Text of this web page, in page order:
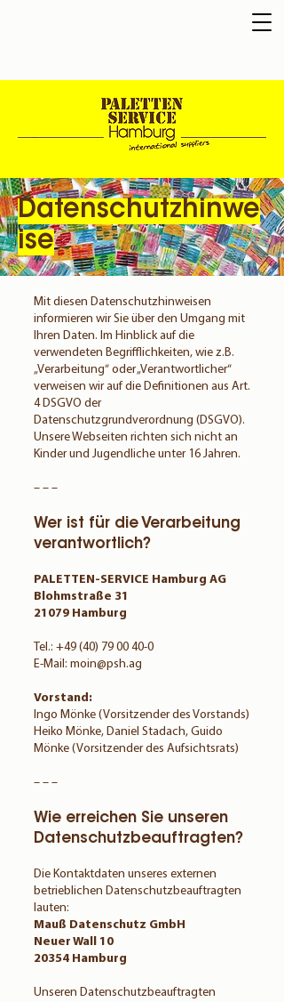
Datenschutzhinwe
ise
Mit diesen Datenschutzhinweisen
informieren wir Sie über den Umgang mit
Ihren Daten. Im Hinblick auf die
verwendeten Begrifflichkeiten, wie z.B.
„Verarbeitung“ oder „Verantwortlicher“
verweisen wir auf die Definitionen aus Art.
4 DSGVO der
Datenschutzgrundverordnung (DSGVO).
Unsere Webseiten richten sich nicht an
Kinder und Jugendliche unter 16 Jahren.
– – –
Wer ist für die Verarbeitung
verantwortlich?
PALETTEN-SERVICE Hamburg AG
Blohmstraße 31
21079 Hamburg
Tel.: +49 (40) 79 00 40-0
E-Mail: moin@psh.ag
Vorstand:
Ingo Mönke (Vorsitzender des Vorstands)
Heiko Mönke, Daniel Stadach, Guido
Mönke (Vorsitzender des Aufsichtsrats)
– – –
Wie erreichen Sie unseren
Datenschutzbeauftragten?
Die Kontaktdaten unseres externen
betrieblichen Datenschutzbeauftragten
lauten:
Mauß Datenschutz GmbH
Neuer Wall 10
20354 Hamburg
Unseren Datenschutzbeauftragten